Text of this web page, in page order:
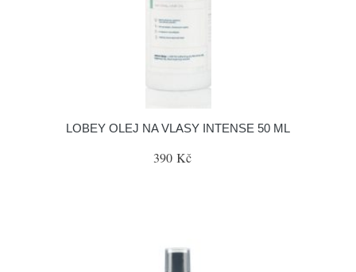
LOBEY OLEJ NA VLASY INTENSE 50 ML
390 Kč